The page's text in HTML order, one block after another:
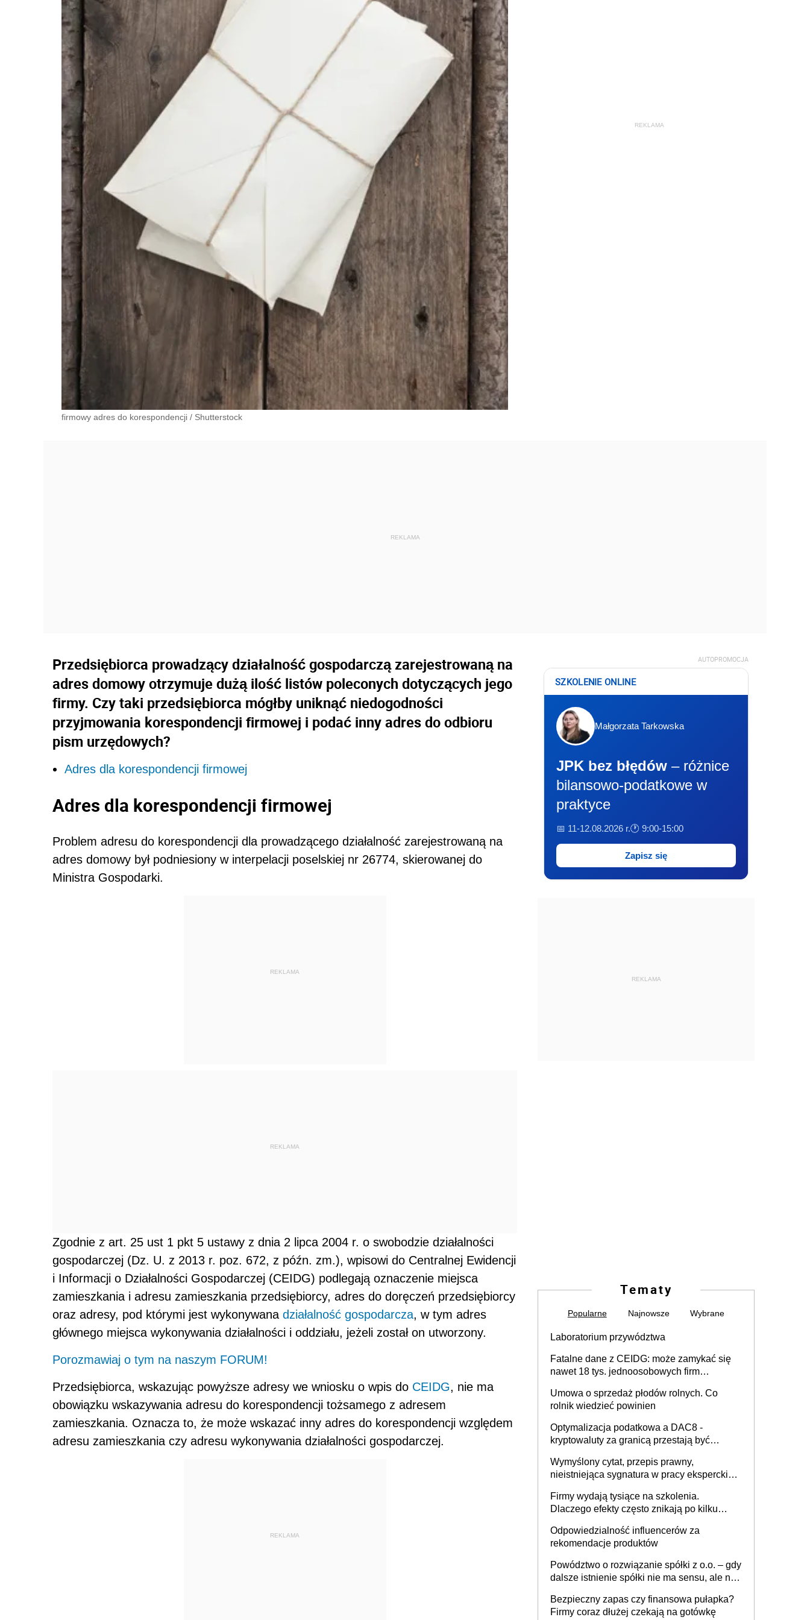
firmowy adres do korespondencji / Shutterstock
Przedsiębiorca prowadzący działalność gospodarczą zarejestrowaną na
adres domowy otrzymuje dużą ilość listów poleconych dotyczących jego
firmy. Czy taki przedsiębiorca mógłby uniknąć niedogodności
przyjmowania korespondencji firmowej i podać inny adres do odbioru
pism urzędowych?
Adres dla korespondencji firmowej
Adres dla korespondencji firmowej
Problem adresu do korespondencji dla prowadzącego działalność zarejestrowaną na
adres domowy był podniesiony w interpelacji poselskiej nr 26774, skierowanej do
Ministra Gospodarki.
REKLAMA
REKLAMA
Zgodnie z art. 25 ust 1 pkt 5 ustawy z dnia 2 lipca 2004 r. o swobodzie działalności
gospodarczej (Dz. U. z 2013 r. poz. 672, z późn. zm.), wpisowi do Centralnej Ewidencji
i Informacji o Działalności Gospodarczej (CEIDG) podlegają oznaczenie miejsca
zamieszkania i adresu zamieszkania przedsiębiorcy, adres do doręczeń przedsiębiorcy
oraz adresy, pod którymi jest wykonywana działalność gospodarcza, w tym adres
głównego miejsca wykonywania działalności i oddziału, jeżeli został on utworzony.
Porozmawiaj o tym na naszym FORUM!
Przedsiębiorca, wskazując powyższe adresy we wniosku o wpis do CEIDG, nie ma
obowiązku wskazywania adresu do korespondencji tożsamego z adresem
zamieszkania. Oznacza to, że może wskazać inny adres do korespondencji względem
adresu zamieszkania czy adresu wykonywania działalności gospodarczej.
REKLAMA
AUTOPROMOCJA
SZKOLENIE ONLINE
Małgorzata Tarkowska
JPK bez błędów – różnice
bilansowo-podatkowe w
praktyce
📅 11-12.08.2026 r.🕐 9:00-15:00
Zapisz się
REKLAMA
Tematy
Popularne Najnowsze Wybrane
Laboratorium przywództwa
Fatalne dane z CEIDG: może zamykać się
nawet 18 tys. jednoosobowych firm
Umowa o sprzedaż płodów rolnych. Co
rolnik wiedzieć powinien
Optymalizacja podatkowa a DAC8 -
kryptowaluty za granicą przestają być
Wymyślony cytat, przepis prawny,
nieistniejąca sygnatura w pracy eksperckiej -
firmie
Firmy wydają tysiące na szkolenia.
Dlaczego efekty często znikają po kilku
Odpowiedzialność influencerów za
rekomendacje produktów
Powództwo o rozwiązanie spółki z o.o. – gdy
dalsze istnienie spółki nie ma sensu, ale nie
Bezpieczny zapas czy finansowa pułapka?
Firmy coraz dłużej czekają na gotówkę